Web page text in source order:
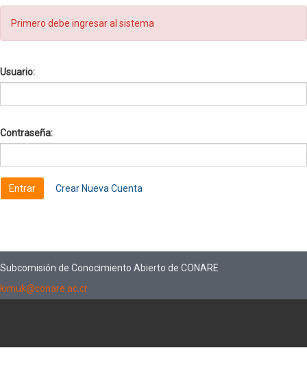
Primero debe ingresar al sistema
Usuario:
Contraseña:
Crear Nueva Cuenta
Subcomisión de Conocimiento Abierto de CONARE
kimuk@conare.ac.cr